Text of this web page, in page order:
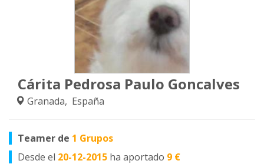
Cárita Pedrosa Paulo Goncalves
Granada, España
Teamer de 1 Grupos
Desde el 20-12-2015 ha aportado 9 €